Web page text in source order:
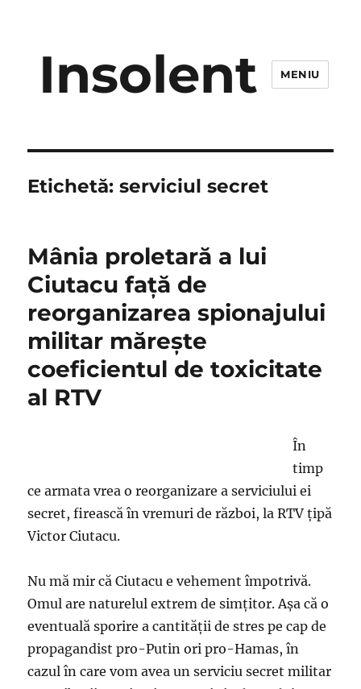
Insolent MENIU
Etichetă:serviciul secret
Mânia proletară a lui
Ciutacu faţă de
reorganizarea spionajului
militar măreşte
coeficientul de toxicitate
al RTV
În
timp
ce armata vrea o reorganizare a serviciului ei
secret, firească în vremuri de război, la RTV ţipă
Victor Ciutacu.
Nu mă mir că Ciutacu e vehement împotrivă.
Omul are naturelul extrem de simţitor. Aşa că o
eventuală sporire a cantităţii de stres pe cap de
propagandist pro-Putin ori pro-Hamas, în
cazul în care vom avea un serviciu secret militar